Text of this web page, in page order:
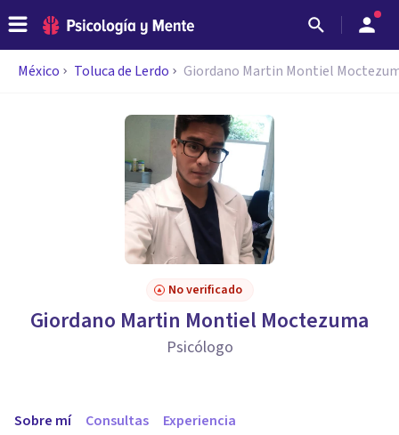
México Toluca de Lerdo Giordano Martin Montiel
No verificado
Giordano Martin Montiel Moctezuma
Psicólogo
Sobre mí Consultas Experiencia